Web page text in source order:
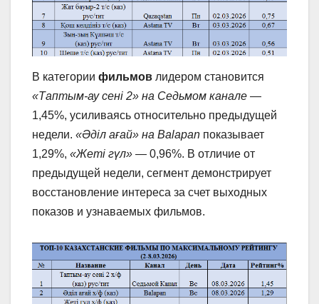
В категории фильмов лидером становится
«Таптым-ау сені 2» на Седьмом канале —
1,45%, усиливаясь относительно предыдущей
недели. «Әділ ағай» на Balapan показывает
1,29%, «Жеті гүл» — 0,96%. В отличие от
предыдущей недели, сегмент демонстрирует
восстановление интереса за счет выходных
показов и узнаваемых фильмов.